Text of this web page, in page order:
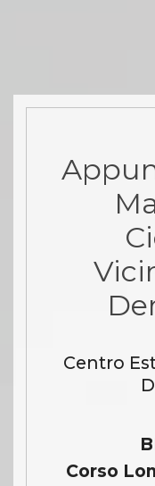
Centro
Corso